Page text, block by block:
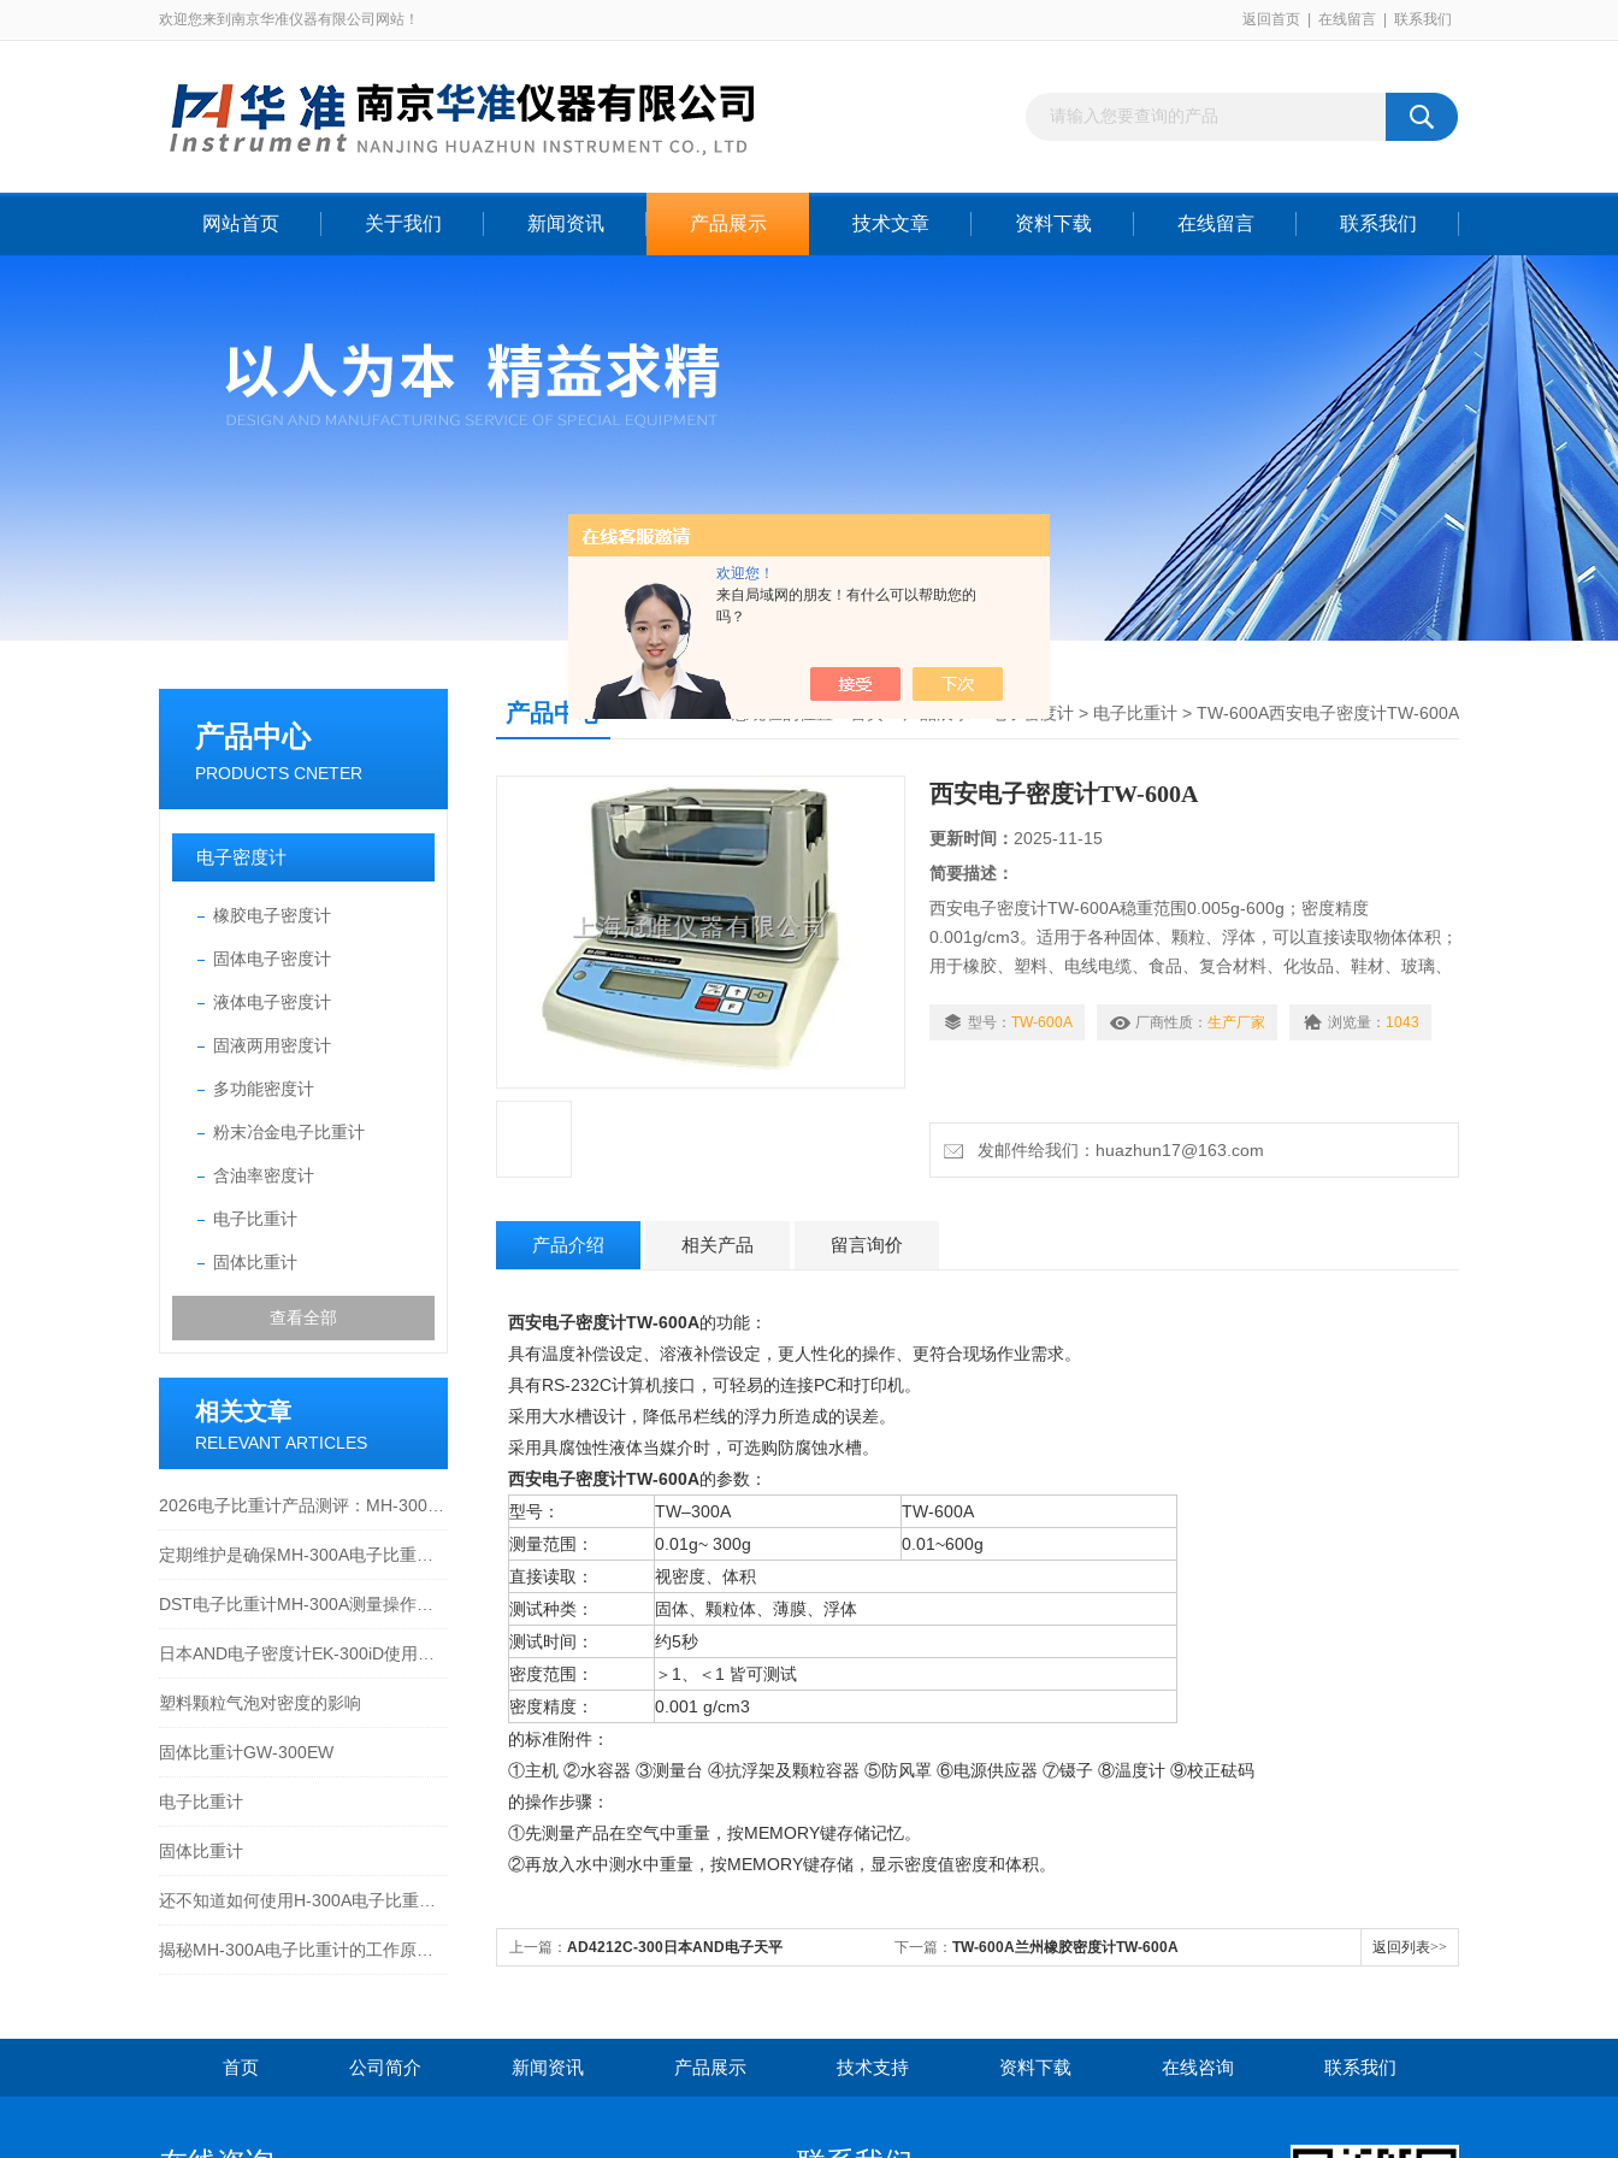
欢迎您！
来自局域网的朋友！有什么可以帮助您的
吗？
欢迎您来到南京华准仪器有限公司网站！ 返回首页 在线留言 联系我们
网站首页 关于我们 新闻资讯 产品展示 技术文章 资料下载 在线留言 联系我们
产品中心
PRODUCTS CNETER
电子密度计
橡胶电子密度计
固体电子密度计
液体电子密度计
固液两用密度计
多功能密度计
粉末冶金电子比重计
含油率密度计
电子比重计
固体比重计
查看全部
相关文章
RELEVANT ARTICLES
塑料颗粒气泡对密度的影响
固体比重计GW-300EW
电子比重计
固体比重计
产品中心 电子密度计 > 电子比重计 > TW-600A西安电子密度计TW-600A
西安电子密度计TW-600A
更新时间： 2025-11-15
简要描述：
西安电子密度计TW-600A稳重范围0.005g-600g；密度精度
0.001g/cm3。适用于各种固体、颗粒、浮体，可以直接读取物体体积；
用于橡胶、塑料、电线电缆、食品、复合材料、化妆品、鞋材、玻璃、
值。 型号： TW-600A 厂商性质： 生产厂家 浏览量： 1043
发邮件给我们：huazhun17@163.com
产品介绍 相关产品 留言询价
西安电子密度计TW-600A的功能：
具有温度补偿设定、溶液补偿设定，更人性化的操作、更符合现场作业需求。
具有RS-232C计算机接口，可轻易的连接PC和打印机。
采用大水槽设计，降低吊栏线的浮力所造成的误差。
采用具腐蚀性液体当媒介时，可选购防腐蚀水槽。
西安电子密度计TW-600A的参数：
型号：
TW–300A
TW-600A
测量范围：
0.01g~ 300g
0.01~600g
直接读取：
视密度、体积
测试种类：
固体、颗粒体、薄膜、浮体
测试时间：
约5秒
密度范围：
＞1、＜1 皆可测试
密度精度：
0.001 g/cm3
的标准附件：
①主机 ②水容器 ③测量台 ④抗浮架及颗粒容器 ⑤防风罩 ⑥电源供应器 ⑦镊子 ⑧温度计 ⑨校正砝码
的操作步骤：
①先测量产品在空气中重量，按MEMORY键存储记忆。
②再放入水中测水中重量，按MEMORY键存储，显示密度值密度和体积。
上一篇： AD4212C-300日本AND电子天平 下一篇： TW-600A兰州橡胶密度计TW-600A 返回列表>>
首页 公司简介 新闻资讯 产品展示 技术支持 资料下载 在线咨询 联系我们